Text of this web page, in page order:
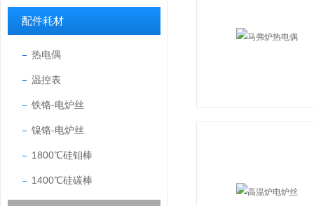
配件耗材
热电偶
温控表
铁铬-电炉丝
镍铬-电炉丝
1800℃硅钼棒
1400℃硅碳棒